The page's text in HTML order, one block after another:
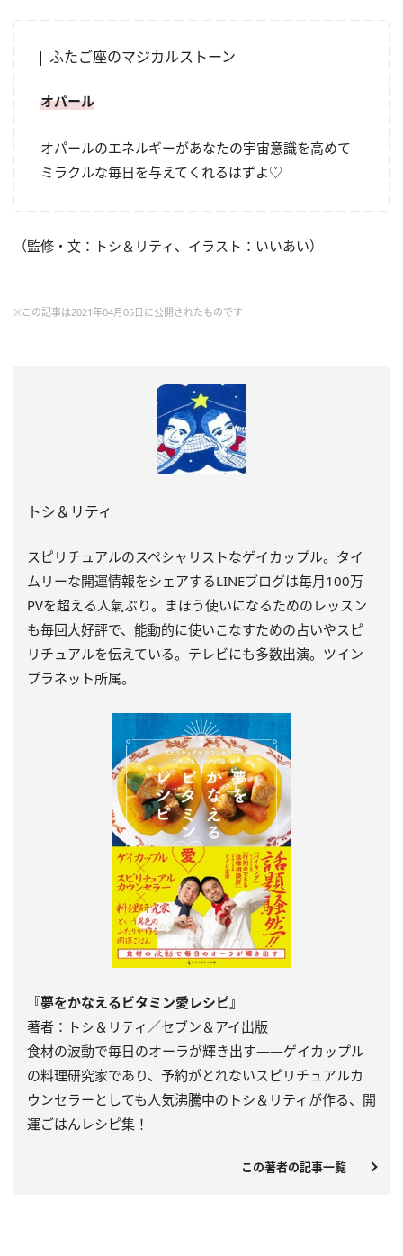
ふたご座のマジカルストーン
オパール
オパールのエネルギーがあなたの宇宙意識を高めて
ミラクルな毎日を与えてくれるはずよ♡
（監修・文：トシ＆リティ、イラスト：いいあい）
※この記事は2021年04月05日に公開されたものです
トシ＆リティ
スピリチュアルのスペシャリストなゲイカップル。タイ
ムリーな開運情報をシェアするLINEブログは毎月100万
PVを超える人氣ぶり。まほう使いになるためのレッスン
も毎回大好評で、能動的に使いこなすための占いやスピ
リチュアルを伝えている。テレビにも多数出演。ツイン
プラネット所属。
『夢をかなえるビタミン愛レシピ』
著者：トシ＆リティ／セブン＆アイ出版
食材の波動で毎日のオーラが輝き出す――ゲイカップル
の料理研究家であり、予約がとれないスピリチュアルカ
ウンセラーとしても人気沸騰中のトシ＆リティが作る、開
運ごはんレシピ集！
この著者の記事一覧